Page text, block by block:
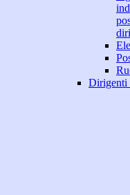
Dirigenti